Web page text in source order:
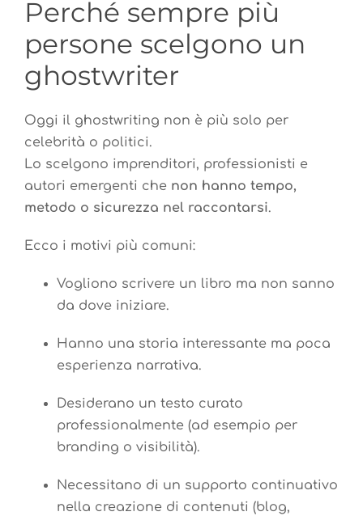
Perché sempre più
persone scelgono un
ghostwriter
Oggi il ghostwriting non è più solo per
celebrità o politici.
Lo scelgono imprenditori, professionisti e
autori emergenti che non hanno tempo,
metodo o sicurezza nel raccontarsi.
Ecco i motivi più comuni:
Vogliono scrivere un libro ma non sanno
da dove iniziare.
Hanno una storia interessante ma poca
esperienza narrativa.
Desiderano un testo curato
professionalmente (ad esempio per
branding o visibilità).
Necessitano di un supporto continuativo
nella creazione di contenuti (blog,